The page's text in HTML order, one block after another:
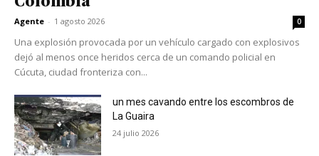
Agente - 1 agosto 2026 0
Una explosión provocada por un vehículo cargado con explosivos
dejó al menos once heridos cerca de un comando policial en
Cúcuta, ciudad fronteriza con...
un mes cavando entre los escombros de
La Guaira
24 julio 2026